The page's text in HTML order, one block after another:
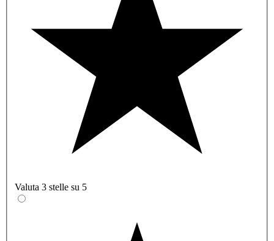
Valuta 3 stelle su 5